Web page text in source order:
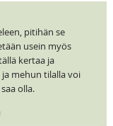
pitihän se
usein myös
kertaa ja
mehun tilalla voi
olla.